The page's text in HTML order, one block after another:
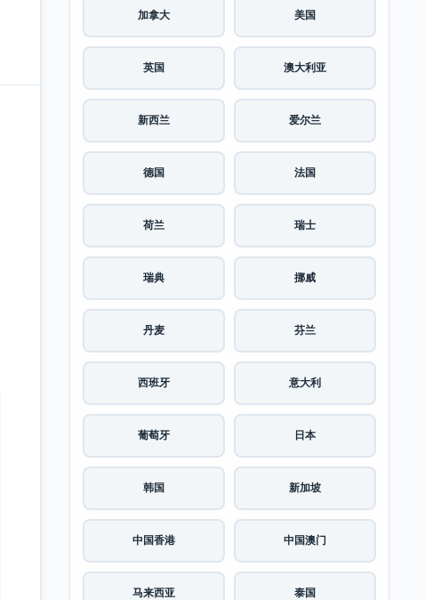
加拿大 美国
英国 澳大利亚
新西兰 爱尔兰
德国 法国
荷兰 瑞士
瑞典 挪威
丹麦 芬兰
西班牙 意大利
葡萄牙 日本
韩国 新加坡
中国香港 中国澳门
马来西亚 泰国